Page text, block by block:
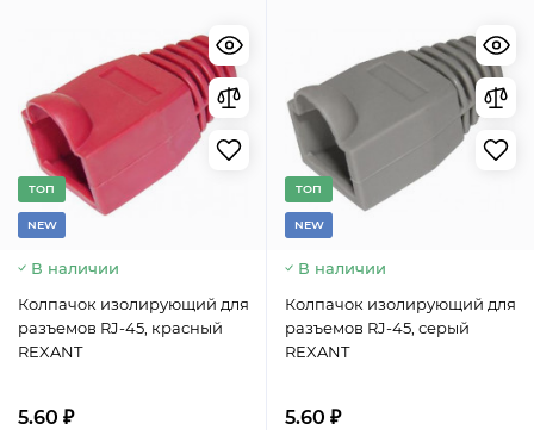
TОП
NEW
В наличии
Колпачок изолирующий для
разъемов RJ-45, красный
REXANT
5.60 ₽
TОП
NEW
В наличии
Колпачок изолирующий для
разъемов RJ-45, серый
REXANT
5.60 ₽